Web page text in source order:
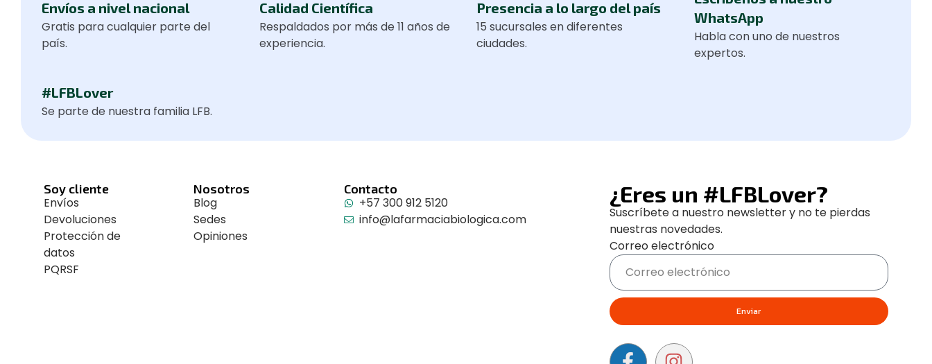
Envíos a nivel nacional
Gratis para cualquier parte del
país.
Calidad Científica
Respaldados por más de 11 años de
experiencia.
Presencia a lo largo del país
15 sucursales en diferentes
ciudades.
WhatsApp
Habla con uno de nuestros
expertos.
#LFBLover
Se parte de nuestra familia LFB.
Soy cliente
Envíos
Devoluciones
Protección de
datos
PQRSF
Nosotros
Blog
Sedes
Opiniones
Contacto
+57 300 912 5120
info@lafarmaciabiologica.com
¿Eres un #LFBLover?
Suscríbete a nuestro newsletter y no te pierdas
nuestras novedades.
Correo electrónico
Enviar